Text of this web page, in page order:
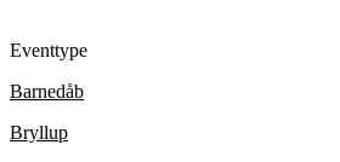
Eventtype
Barnedåb
Bryllup